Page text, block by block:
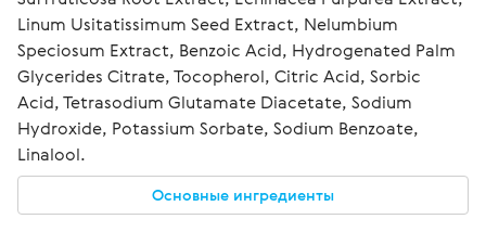
Linum Usitatissimum Seed Extract, Nelumbium
Speciosum Extract, Benzoic Acid, Hydrogenated Palm
Glycerides Citrate, Tocopherol, Citric Acid, Sorbic
Acid, Tetrasodium Glutamate Diacetate, Sodium
Hydroxide, Potassium Sorbate, Sodium Benzoate,
Linalool.
Основные ингредиенты